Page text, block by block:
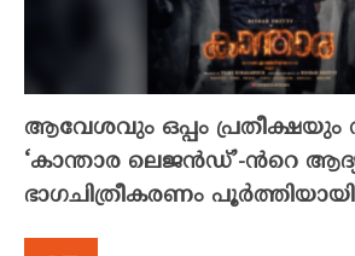
ആവേശവും ഒപ്പം പ്രതീക്ഷയും
‘കാന്താര ലെജൻഡ്’-ൻറെ
ഭാഗചിത്രീകരണം